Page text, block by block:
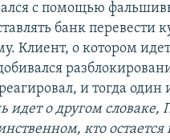
с помощью
банк перевести
Клиент, о котором
и тогда
идет о другом словаке,
кто остается